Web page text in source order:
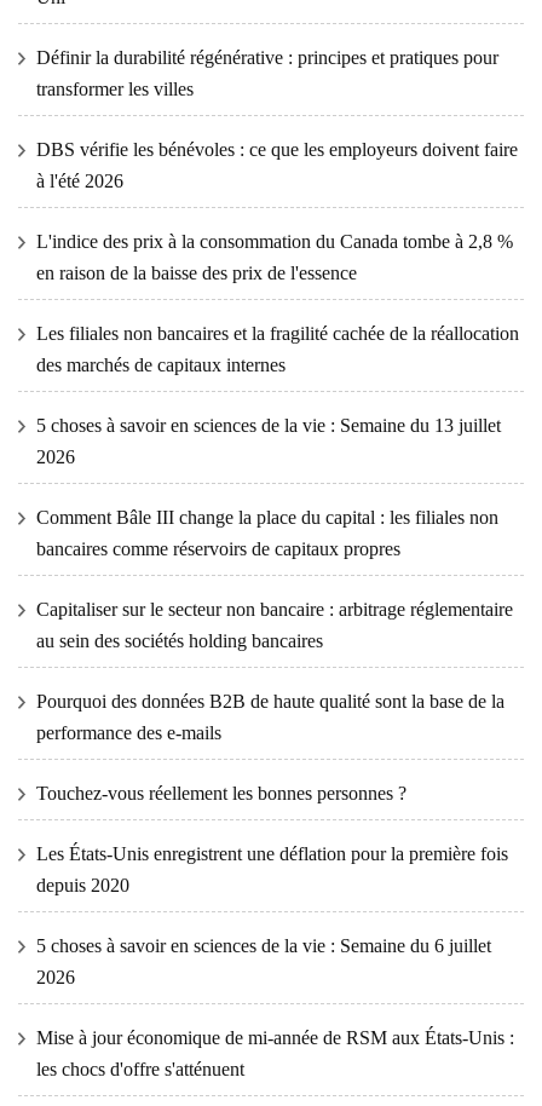
Définir la durabilité régénérative : principes et pratiques pour
transformer les villes
DBS vérifie les bénévoles : ce que les employeurs doivent faire
à l'été 2026
L'indice des prix à la consommation du Canada tombe à 2,8 %
en raison de la baisse des prix de l'essence
Les filiales non bancaires et la fragilité cachée de la réallocation
des marchés de capitaux internes
5 choses à savoir en sciences de la vie : Semaine du 13 juillet
2026
Comment Bâle III change la place du capital : les filiales non
bancaires comme réservoirs de capitaux propres
Capitaliser sur le secteur non bancaire : arbitrage réglementaire
au sein des sociétés holding bancaires
Pourquoi des données B2B de haute qualité sont la base de la
performance des e-mails
Touchez-vous réellement les bonnes personnes ?
Les États-Unis enregistrent une déflation pour la première fois
depuis 2020
5 choses à savoir en sciences de la vie : Semaine du 6 juillet
2026
Mise à jour économique de mi-année de RSM aux États-Unis :
les chocs d'offre s'atténuent